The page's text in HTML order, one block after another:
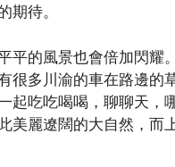
期待。
平的風景也會倍加閃耀
很多川渝的車在路邊的
起吃吃喝喝，聊聊天，
美麗遼闊的大自然，而